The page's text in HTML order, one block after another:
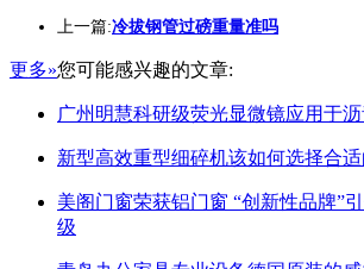
上一篇:冷拔钢管过磅重量准吗
更多»您可能感兴趣的文章:
广州明慧科研级荧光显微镜应用于
新型高效重型细碎机该如何选择合
美阁门窗荣获铝门窗 “创新性品牌”
级